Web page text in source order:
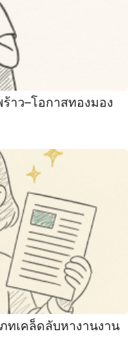
าว–โอกาสทองมอง
ทเคล็ดลับหางานงาน